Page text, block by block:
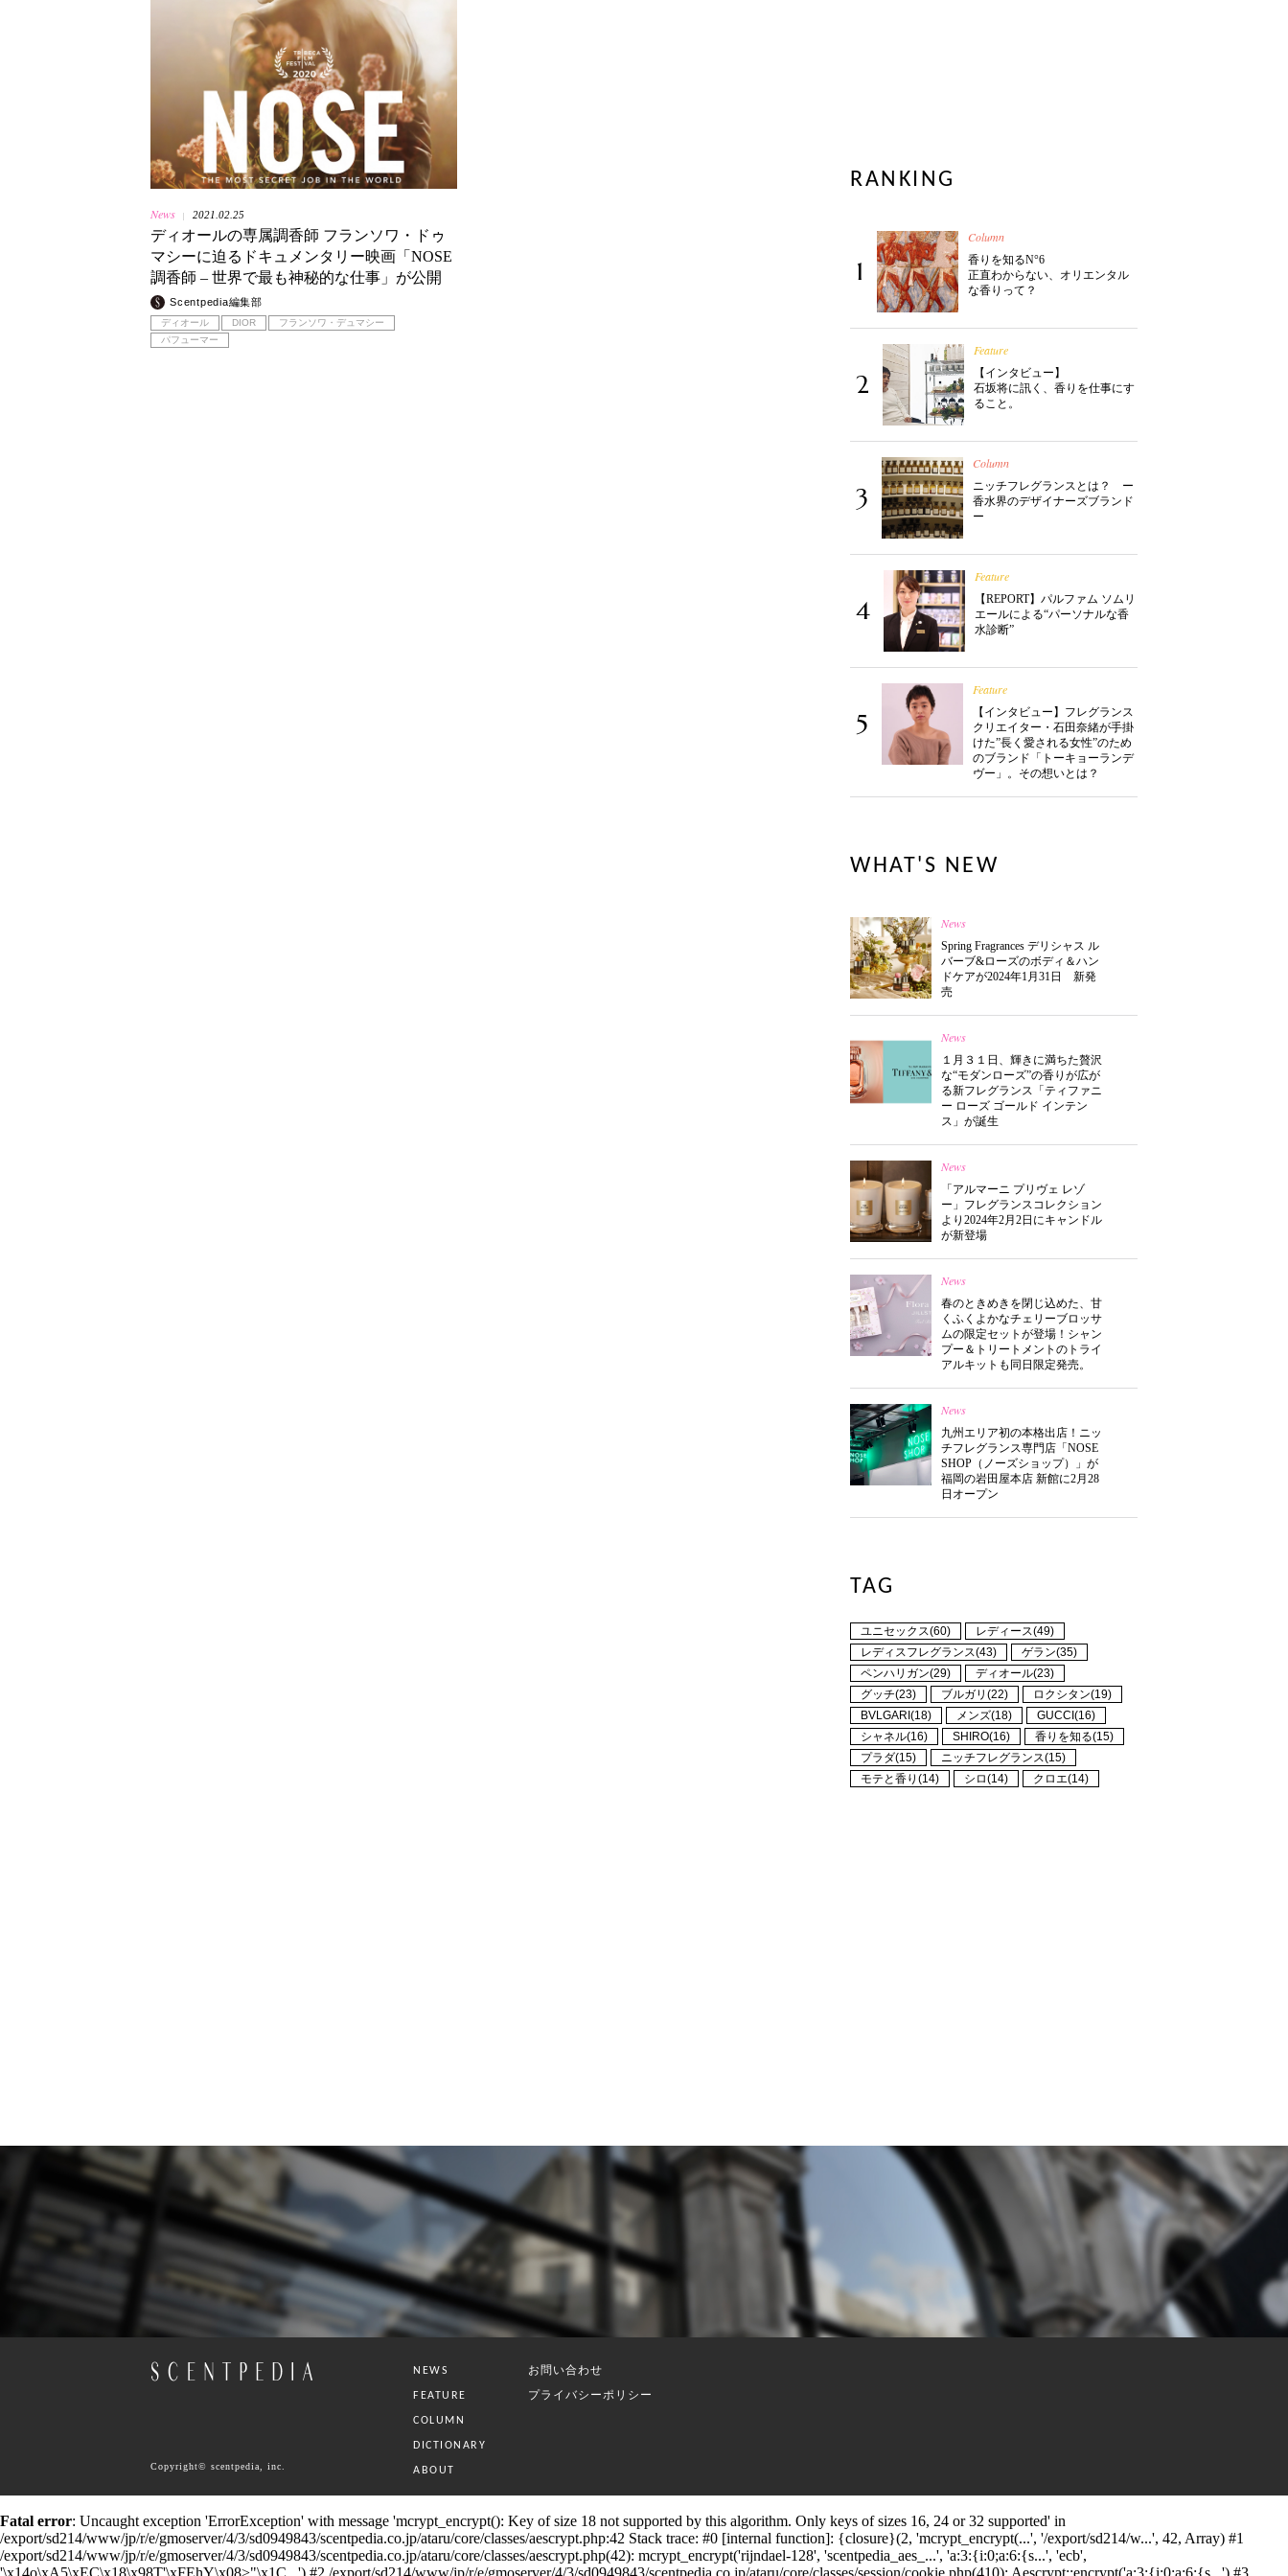
News 2021.02.25
ディオールの専属調香師 フランソワ・ドゥ
マシーに迫るドキュメンタリー映画「NOSE
調香師 ‒ 世界で最も神秘的な仕事」が公開
Scentpedia編集部
ディオール DIOR
フランソワ・デュマシー
パフューマー
RANKING
1
Column
香りを知るN°6
正直わからない、オリエンタル
な香りって？
2
Feature
【インタビュー】
石坂将に訊く、香りを仕事にす
ること。
3
Column
ニッチフレグランスとは？ ー
香水界のデザイナーズブランド
ー
4
Feature
【REPORT】パルファム ソムリ
エールによる“パーソナルな香
水診断”
5
Feature
【インタビュー】フレグランス
クリエイター・石田奈緒が手掛
けた”長く愛される女性”のため
のブランド「トーキョーランデ
ヴー」。その想いとは？
WHAT'S NEW
News
Spring Fragrances デリシャス ル
バーブ&ローズのボディ＆ハン
ドケアが2024年1月31日 新発
売
News
１月３１日、輝きに満ちた贅沢
な“モダンローズ”の香りが広が
る新フレグランス「ティファニ
ー ローズ ゴールド インテン
ス」が誕生
News
「アルマーニ プリヴェ レゾ
ー」フレグランスコレクション
より2024年2月2日にキャンドル
が新登場
News
春のときめきを閉じ込めた、甘
くふくよかなチェリーブロッサ
ムの限定セットが登場！シャン
プー＆トリートメントのトライ
アルキットも同日限定発売。
News
九州エリア初の本格出店！ニッ
チフレグランス専門店「NOSE
SHOP（ノーズショップ）」が
福岡の岩田屋本店 新館に2月28
日オープン
TAG
ユニセックス(60)
レディース(49)
レディスフレグランス(43)
ゲラン(35)
ペンハリガン(29)
ディオール(23)
グッチ(23)
ブルガリ(22)
ロクシタン(19)
BVLGARI(18)
メンズ(18)
GUCCI(16)
シャネル(16)
SHIRO(16)
香りを知る(15)
プラダ(15)
ニッチフレグランス(15)
モテと香り(14)
シロ(14) クロエ(14)
NEWS
FEATURE
COLUMN
DICTIONARY
ABOUT
お問い合わせ
プライバシーポリシー
Copyright© scentpedia, inc.
Fatal error: Uncaught exception 'ErrorException' with message 'mcrypt_encrypt(): Key of size 18 not supported by this algorithm. Only keys of sizes 16, 24 or 32 supported' in
/export/sd214/www/jp/r/e/gmoserver/4/3/sd0949843/scentpedia.co.jp/ataru/core/classes/aescrypt.php:42 Stack trace: #0 [internal function]: {closure}(2, 'mcrypt_encrypt(...', '/export/sd214/w...', 42, Array) #1
/export/sd214/www/jp/r/e/gmoserver/4/3/sd0949843/scentpedia.co.jp/ataru/core/classes/aescrypt.php(42): mcrypt_encrypt('rijndael-128', 'scentpedia_aes_...', 'a:3:{i:0;a:6:{s...', 'ecb',
'\x14o\xA5\xEC\x18\x98T'\xFEhY\x08>"\x1C...') #2 /export/sd214/www/jp/r/e/gmoserver/4/3/sd0949843/scentpedia.co.jp/ataru/core/classes/session/cookie.php(410): Aescrypt::encrypt('a:3:{i:0;a:6:{s...') #3